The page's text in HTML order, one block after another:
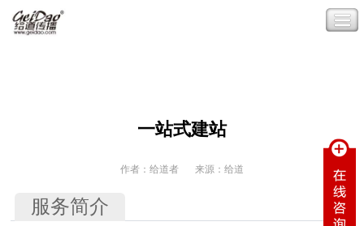
一站式建站
作者：给道者 来源：给道
服务简介